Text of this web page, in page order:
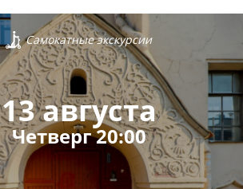
Самокатные экскурсии
13 августа
Четверг 20:00